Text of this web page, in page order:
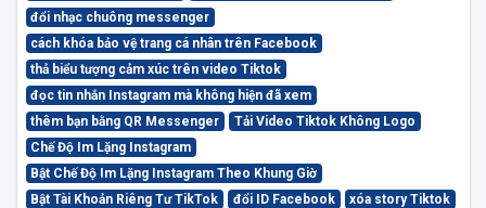
đổi nhạc chuông messenger
cách khóa bảo vệ trang cá nhân trên Facebook
thả biểu tượng cảm xúc trên video Tiktok
đọc tin nhắn Instagram mà không hiện đã xem
thêm bạn bằng QR Messenger
Tải Video Tiktok Không Logo
Chế Độ Im Lặng Instagram
Bật Chế Độ Im Lặng Instagram Theo Khung Giờ
Bật Tài Khoản Riêng Tư TikTok
đổi ID Facebook
xóa story Tiktok